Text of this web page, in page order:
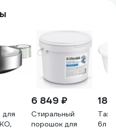
6 849 ₽
Стиральный
порошок для
Таз
6л